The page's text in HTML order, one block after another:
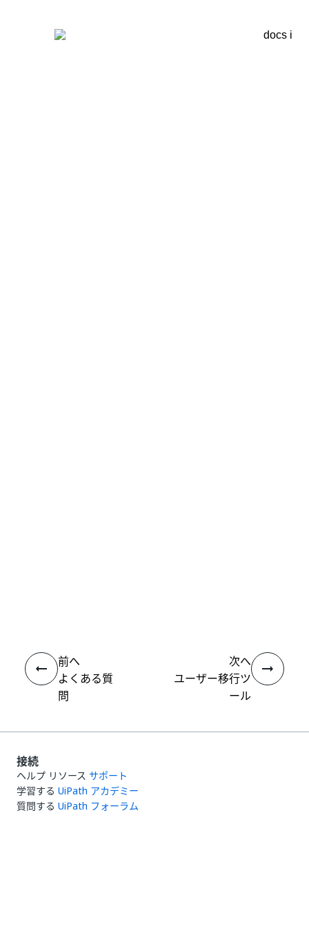
前へ
よくある質
問
次へ
ユーザー移行ツ
ール
接続
ヘルプ リソース サポート
学習する UiPath アカデミー
質問する UiPath フォーラム